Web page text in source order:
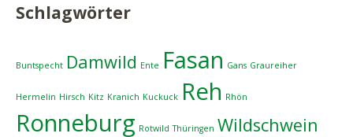
Schlagwörter
Buntspecht Damwild Ente Fasan Gans Graureiher
Hermelin Hirsch Kitz Kranich Kuckuck Reh Rhön
Ronneburg Rotwild Thüringen Wildschwein